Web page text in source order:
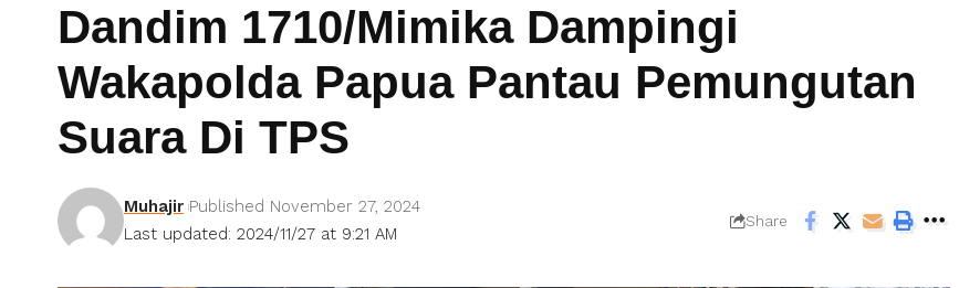
Dandim 1710/Mimika Dampingi
Wakapolda Papua Pantau Pemungutan
Suara Di TPS
Last updated: 2024/11/27 at 9:21 AM
Muhajir Published November 27, 2024
Share